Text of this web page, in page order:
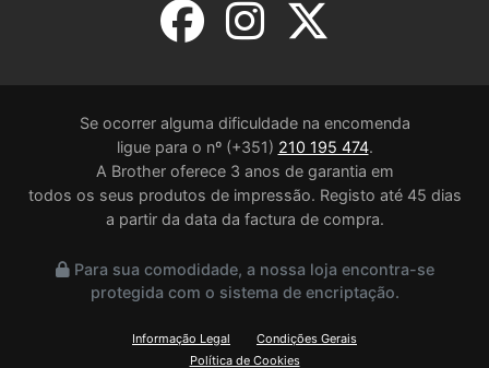
Se ocorrer alguma dificuldade na encomenda
ligue para o nº (+351) 210 195 474.
A Brother oferece 3 anos de garantia em
todos os seus produtos de impressão. Registo até 45 dias
a partir da data da factura de compra.
Para sua comodidade, a nossa loja encontra-se
protegida com o sistema de encriptação.
Informação Legal
Condições Gerais
Política de Cookies